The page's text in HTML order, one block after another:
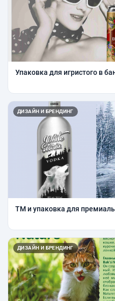
Упаковка для игристого в
ДИЗАЙН И БРЕНДИНГ
ТМ и упаковка для
ДИЗАЙН И БРЕНДИНГ